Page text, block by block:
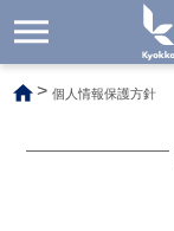
メ
ニ
ュ
閉
>個人情報保護方針